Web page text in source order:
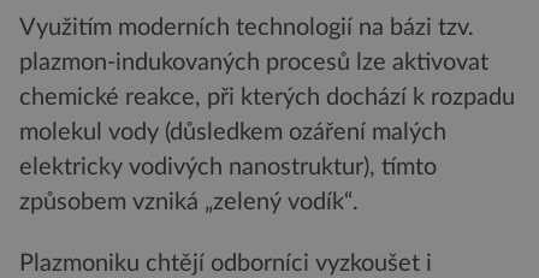
Využitím moderních technologií na bázi tzv.
plazmon-indukovaných procesů lze aktivovat
chemické reakce, při kterých dochází k rozpadu
molekul vody (důsledkem ozáření malých
elektricky vodivých nanostruktur), tímto
způsobem vzniká „zelený vodík“.
Plazmoniku chtějí odborníci vyzkoušet i